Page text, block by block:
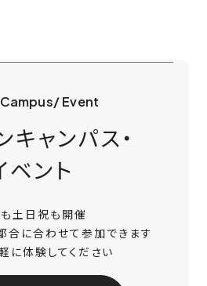
Event
キャンパス・
ベント
土日祝も開催
合に合わせて参加できます
に体験してください